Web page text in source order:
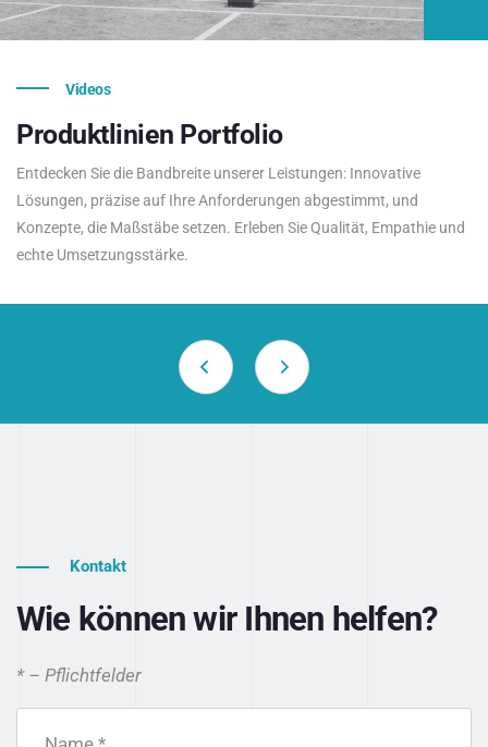
Videos
Produktlinien Portfolio
Entdecken Sie die Bandbreite unserer Leistungen: Innovative
Lösungen, präzise auf Ihre Anforderungen abgestimmt, und
Konzepte, die Maßstäbe setzen. Erleben Sie Qualität, Empathie und
echte Umsetzungsstärke.
Kontakt
Wie können wir Ihnen helfen?
* – Pflichtfelder